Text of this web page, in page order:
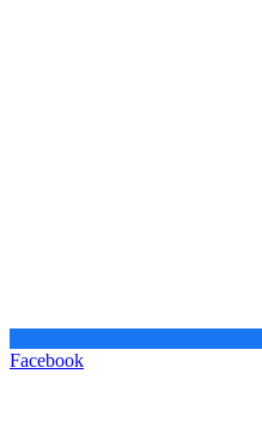
Facebook